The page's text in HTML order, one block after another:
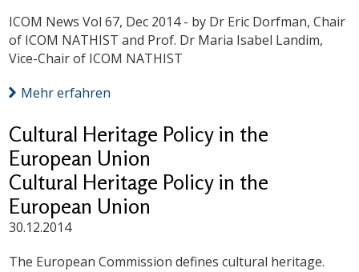
ICOM News Vol 67, Dec 2014 - by Dr Eric Dorfman, Chair
of ICOM NATHIST and Prof. Dr Maria Isabel Landim,
Vice-Chair of ICOM NATHIST
Mehr erfahren
Cultural Heritage Policy in the
European Union
Cultural Heritage Policy in the
European Union
30.12.2014
The European Commission defines cultural heritage.